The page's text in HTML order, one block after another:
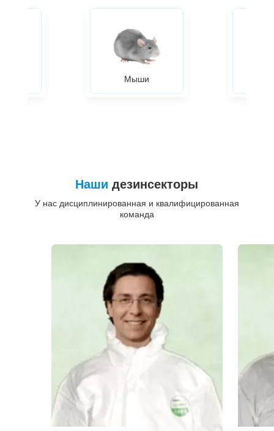
Мыши
Наши дезинсекторы
У нас дисциплинированная и квалифицированная
команда